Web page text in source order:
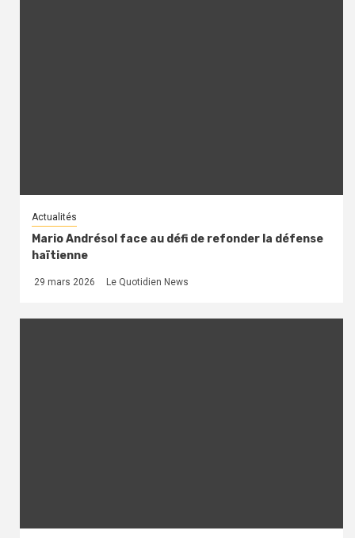
Actualités
Mario Andrésol face au défi de refonder la défense
haïtienne
29 mars 2026 Le Quotidien News